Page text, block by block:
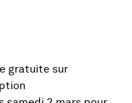
gratuite sur